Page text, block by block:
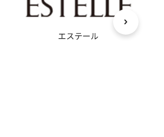
エステール